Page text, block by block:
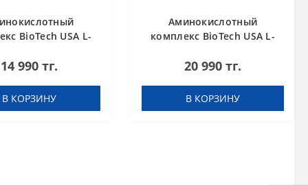
BioTech USA L-
Orange 500 мл
14 990 тг.
В КОРЗИНУ
Аминокислотный
комплекс BioTech USA L-
500 мл
20 990 тг.
В КОРЗИНУ